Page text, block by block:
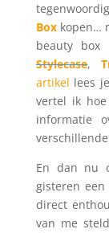
Boxkopen…
beauty box
Stylecase,
artikel lees
vertel ik
informatie
En dan nu
gisteren
direct
van me